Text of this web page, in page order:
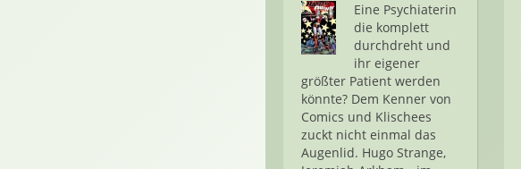
Eine Psychiaterin
die komplett
durchdreht und
ihr eigener
größter Patient werden
könnte? Dem Kenner von
Comics und Klischees
zuckt nicht einmal das
Augenlid. Hugo Strange,